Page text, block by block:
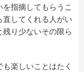
指摘してもらうこ
直してくれる人がい
り少ないその限ら
楽しいことはたく